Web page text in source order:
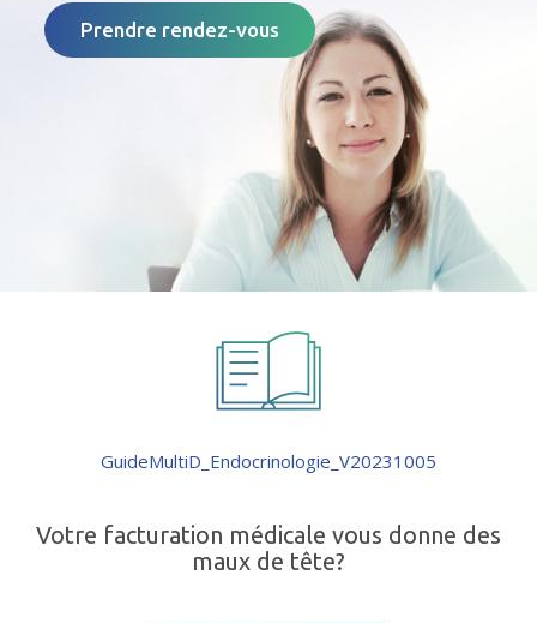
Prendre rendez-vous
GuideMultiD_Endocrinologie_V20231005
Votre facturation médicale vous donne des
maux de tête?